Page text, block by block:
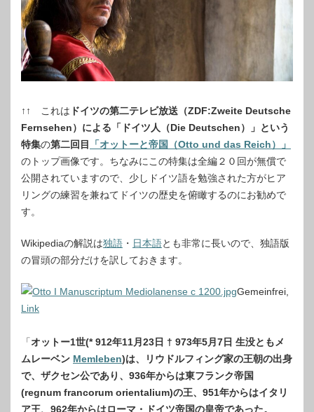
↑↑ これは ドイツの第二テレビ放送（ZDF:Zweite Deutsche
Fernsehen）による「ドイツ人（Die Deutschen）」という
特集の第二回目
「オットーと帝国（Otto und das Reich）」
のトップ画像です。ちなみにこの特集は全編２０回が無償で
公開されていますので、少しドイツ語を勉強された方がヒア
リングの練習を兼ねてドイツの歴史を俯瞰するのにお勧めで
す。
Wikipediaの解説は独語 ・ 日本語とも非常に長いので、独語版
の冒頭の部分だけを訳しておきます。
Gemeinfrei,
Link
「オットー1世(* 912年11月23日 † 973年5月7日 生没ともメ
ムレーベン Memleben)は、リウドルフィング家の王朝の出身
で、ザクセン公であり、936年からは東フランク帝国
(regnum francorum orientalium)の王、951年からはイタリ
ア王、962年からはローマ・ドイツ帝国の皇帝であった。